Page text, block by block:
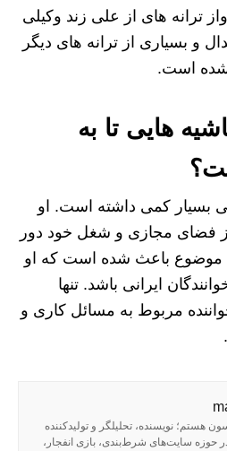
ترانه های از علی زند وکیلی
و بسیاری از ترانه های دیگر
شده است.
هایی تا به
بسیار کمی داشته است. او
فضای مجازی و شغل خود دور
موضوع باعث شده است که او
ایرانی باشد. تنها
مربوط به مسائل کاری و
هستم؛ نویسنده، تحلیلگر و تولیدکننده
حوزه سایت‌های شرط‌بندی، بازی انفجار،